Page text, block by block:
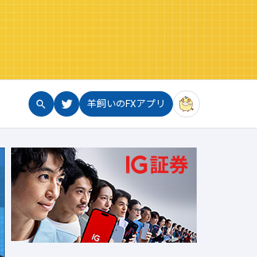
羊飼いのFXアプリ